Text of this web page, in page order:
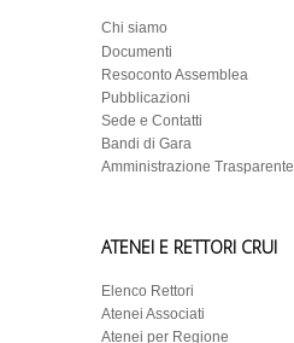
Chi siamo
Documenti
Resoconto Assemblea
Pubblicazioni
Sede e Contatti
Bandi di Gara
Amministrazione Trasparente
ATENEI E RETTORI CRUI
Elenco Rettori
Atenei Associati
Atenei per Regione